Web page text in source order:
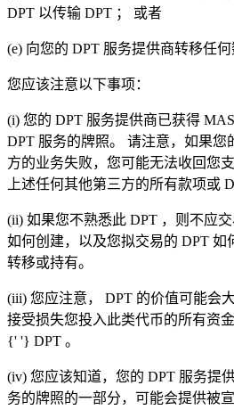
DPT 以传输 DPT ； 或者
(e) 向您的 DPT 服务提供商转移任何
您应该注意以下事项：
(i) 您的 DPT 服务提供商已获得 MAS
DPT 服务的牌照。 请注意，如果您
方的业务失败，您可能无法收回您
上述任何其他第三方的所有款项或
(ii) 如果您不熟悉此 DPT ，则不应
如何创建，以及您拟交易的 DPT 如
转移或持有。
(iii) 您应注意， DPT 的价值可能会
接受损失您投入此类代币的所有资
{' '} DPT 。
(iv) 您应该知道，您的 DPT 服务提
务的牌照的一部分，可能会提供被